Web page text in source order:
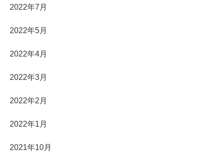
2022年7月
2022年5月
2022年4月
2022年3月
2022年2月
2022年1月
2021年10月